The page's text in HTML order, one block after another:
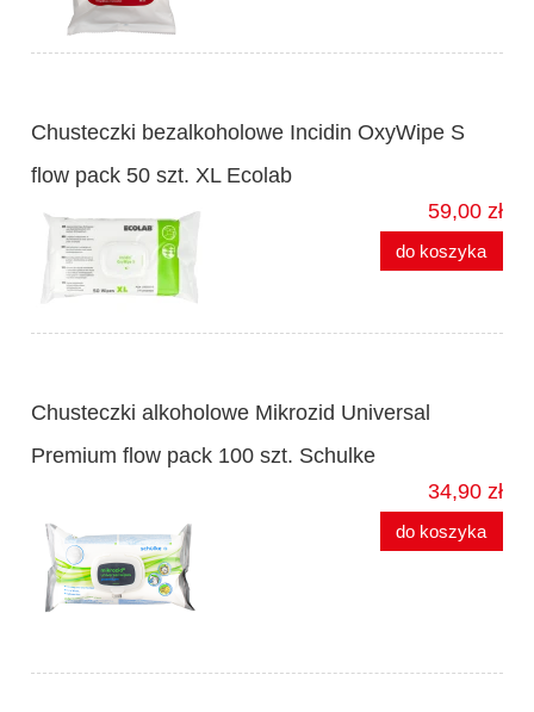
Chusteczki bezalkoholowe Incidin OxyWipe S
flow pack 50 szt. XL Ecolab
59,00 zł
do koszyka
Chusteczki alkoholowe Mikrozid Universal
Premium flow pack 100 szt. Schulke
34,90 zł
do koszyka